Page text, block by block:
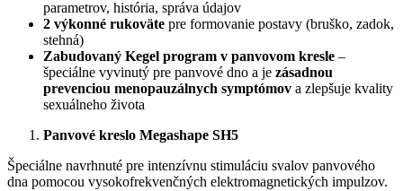
parametrov, história, správa údajov
2 výkonné rukoväte pre formovanie postavy (bruško, zadok,
stehná)
Zabudovaný Kegel program v panvovom kresle –
špeciálne vyvinutý pre panvové dno a je zásadnou
prevenciou menopauzálnych symptómov a zlepšuje kvality
sexuálneho života
Panvové kreslo Megashape SH5
Špeciálne navrhnuté pre intenzívnu stimuláciu svalov panvového
dna pomocou vysokofrekvenčných elektromagnetických impulzov.